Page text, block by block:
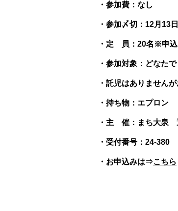
・参加費：なし
・参加〆切：12月13日
・定 員：20名※申込
・参加対象：どなた
・託児はありません
・持ち物：エプロン
・主 催：まち大泉
・受付番号：24-380
・お申込みは⇒こちら